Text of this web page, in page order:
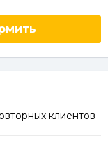
клиентов